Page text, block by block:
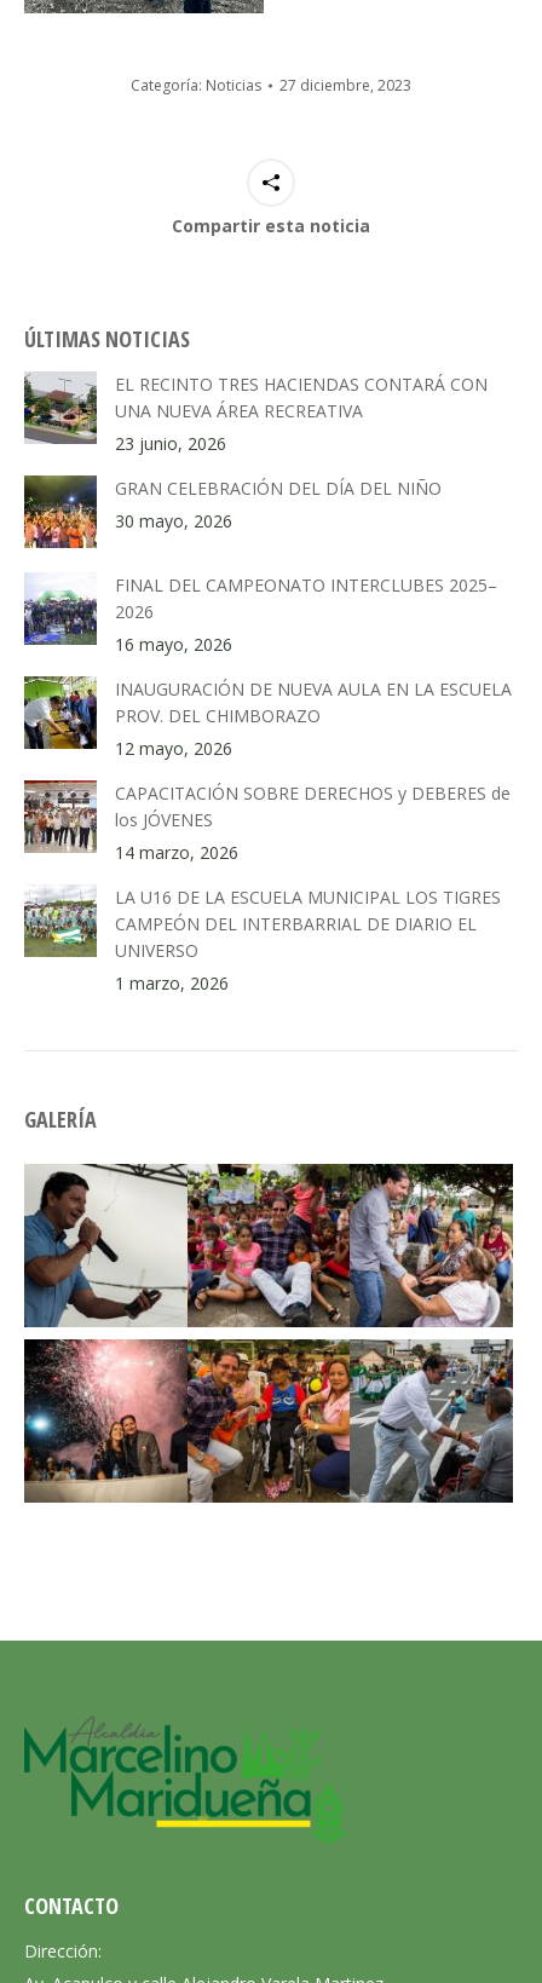
Categoría: Noticias 27 diciembre, 2023
Compartir esta noticia
ÚLTIMAS NOTICIAS
EL RECINTO TRES HACIENDAS CONTARÁ CON
UNA NUEVA ÁREA RECREATIVA
23 junio, 2026
GRAN CELEBRACIÓN DEL DÍA DEL NIÑO
30 mayo, 2026
FINAL DEL CAMPEONATO INTERCLUBES 2025–
2026
16 mayo, 2026
INAUGURACIÓN DE NUEVA AULA EN LA ESCUELA
PROV. DEL CHIMBORAZO
12 mayo, 2026
CAPACITACIÓN SOBRE DERECHOS y DEBERES de
los JÓVENES
14 marzo, 2026
LA U16 DE LA ESCUELA MUNICIPAL LOS TIGRES
CAMPEÓN DEL INTERBARRIAL DE DIARIO EL
UNIVERSO
1 marzo, 2026
GALERÍA
CONTACTO
Dirección: